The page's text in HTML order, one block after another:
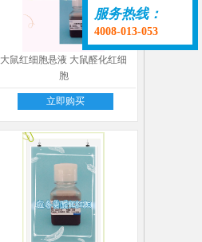
大鼠红细胞悬液 大鼠醛化红细
胞
立即购买
服务热线：
4008-013-053